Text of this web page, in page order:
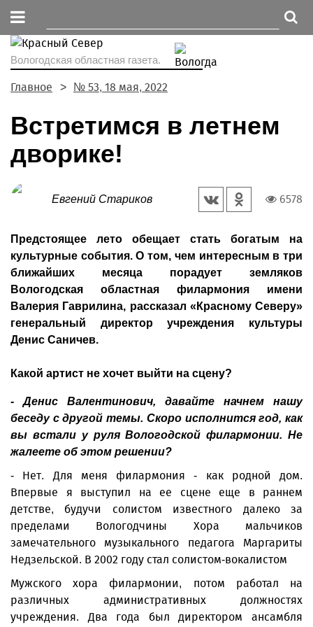
Вологодская областная газета.
Главное № 53, 18 мая, 2022
Встретимся в летнем
дворике!
Евгений Стариков 6578
Предстоящее лето обещает стать богатым на
культурные события. О том, чем интересным в три
ближайших месяца порадует земляков
Вологодская областная филармония имени
Валерия Гаврилина, рассказал «Красному Северу»
генеральный директор учреждения культуры
Денис Саничев.
Какой артист не хочет выйти на сцену?
- Денис Валентинович, давайте начнем нашу
беседу с другой темы. Скоро исполнится год, как
вы встали у руля Вологодской филармонии. Не
жалеете об этом решении?
- Нет. Для меня филармония - как родной дом.
Впервые я выступил на ее сцене еще в раннем
детстве, будучи солистом известного далеко за
пределами Вологодчины Хора мальчиков
замечательного музыкального педагога Маргариты
Недзельской. В 2002 году стал солистом-вокалистом
Мужского хора филармонии, потом работал на
различных административных должностях
учреждения. Два года был директором ансамбля